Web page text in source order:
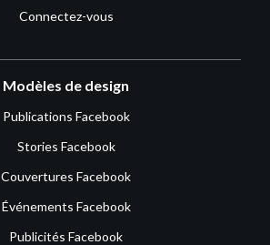
Connectez-vous
Modèles de design
Publications Facebook
Stories Facebook
Couvertures Facebook
Événements Facebook
Publicités Facebook